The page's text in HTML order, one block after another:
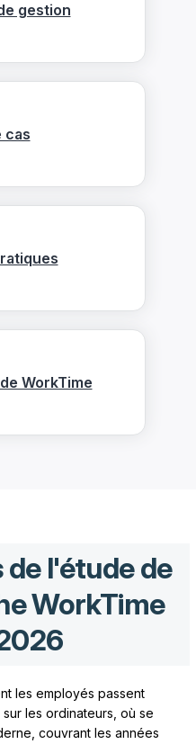
gestion
cas
WorkTime
l'étude de
WorkTime
les employés passent
les ordinateurs, où se
couvrant les années